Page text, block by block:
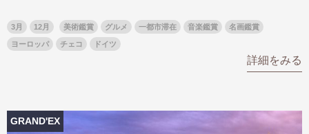
特別企画
グルメ
リゾート
一都市滞在
野生動物に出合う
オーロラ
美食・旬の味覚を味わう
アドベンチャーツーリズム・ウォー
の旅
3月 12月 美術鑑賞 グルメ 一都市滞在 音楽鑑賞 名画鑑賞
ヨーロッパ チェコ ドイツ
詳細をみる
GRAND'EX